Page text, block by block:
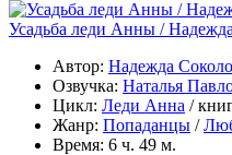
Усадьба леди Анны /
Автор: Надежда
Озвучка: Наталья
Цикл: Леди Анна /
Жанр: Попаданцы /
Время: 6 ч. 49 м.